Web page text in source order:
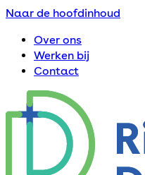
Naar de hoofdinhoud
Over ons
Werken bij
Contact